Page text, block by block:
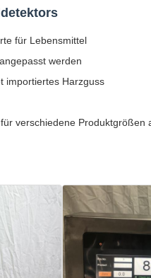
für Lebensmittel
werden
importiertes Harzguss
verschiedene Produktgrößen